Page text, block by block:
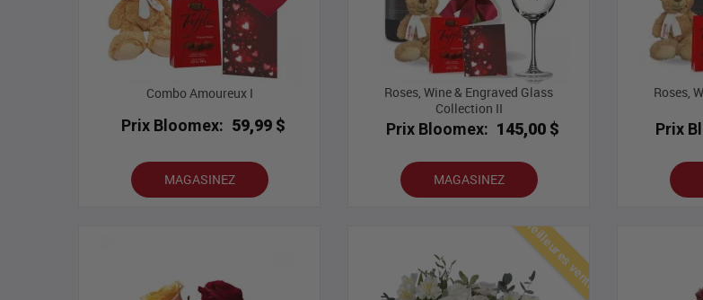
Combo Amoureux I
Prix Bloomex: 59,99 $
MAGASINEZ
Roses, Wine & Engraved Glass
Collection II
Prix Bloomex: 145,00 $
MAGASINEZ
Roses,
Prix
Meilleures ventes